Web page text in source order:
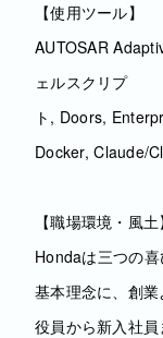
【使用ツール】
AUTOSAR
ェルスクリプ
ト, Doors,
Docker, Claude/
【職場環境・風土
Hondaは三つの
基本理念に、創業
役員から新入社